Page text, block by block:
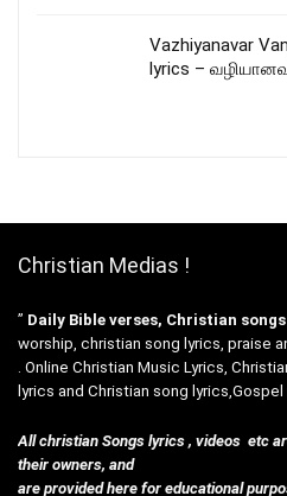
Vazhiyanavar
lyrics –
Christian Medias !
” Daily Bible verses, Christian
worship, christian song lyrics, praise
. Online Christian Music Lyrics,
lyrics and Christian song
All christian Songs lyrics , videos etc
their owners, and
are provided here for educational